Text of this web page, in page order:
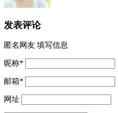
发表评论
匿名网友 填写信息
昵称*
邮箱*
网址